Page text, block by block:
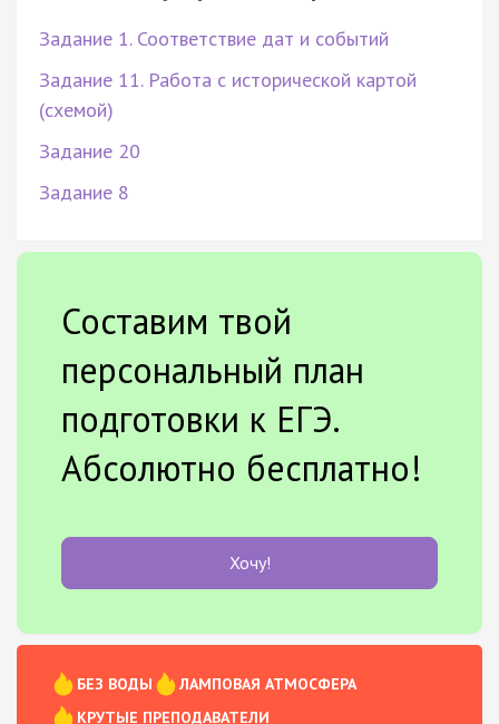
Задание 1. Соответствие дат и событий
Задание 11. Работа с исторической картой
(схемой)
Задание 20
Задание 8
Составим твой
персональный план
подготовки к ЕГЭ.
Абсолютно бесплатно!
Хочу!
БЕЗ ВОДЫ
ЛАМПОВАЯ АТМОСФЕРА
КРУТЫЕ ПРЕПОДАВАТЕЛИ